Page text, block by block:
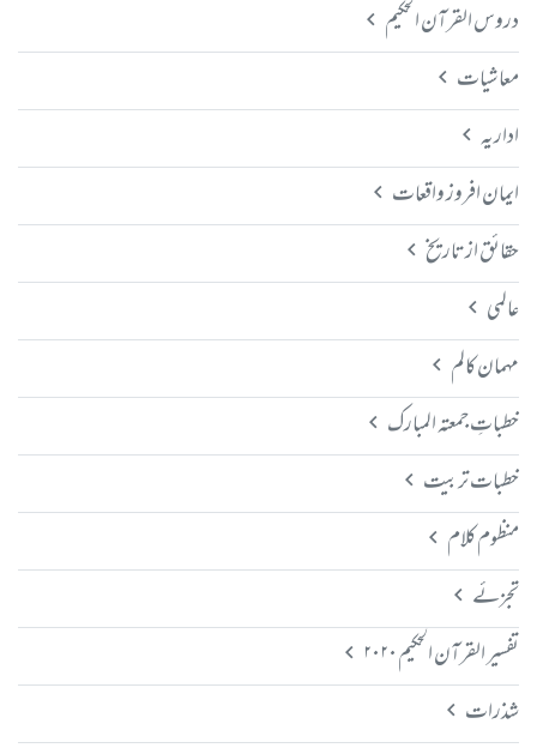
دروس القرآن الحکیم
معاشیات
اداریہ
ایمان افروز واقعات
حقائق از تاریخ
عالمی
مہمان کالم
خطباتِ جمعتہ المبارک
خطبات تربیت
منظوم کلام
تجزئے
تفسیر القرآن الحکیم ۲۰۲۰
شذرات